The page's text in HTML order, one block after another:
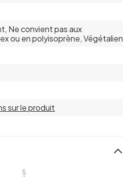
Ne convient pas aux
ou en polyisoprène, Végétalien
sur le produit
5